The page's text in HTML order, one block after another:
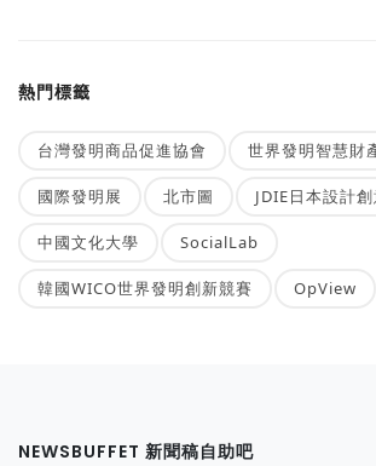
熱門標籤
台灣發明商品促進協會 世界發明智慧財
國際發明展 北市圖 JDIE日本設計
中國文化大學 SocialLab
韓國WICO世界發明創新競賽 OpView
NEWSBUFFET 新聞稿自助吧